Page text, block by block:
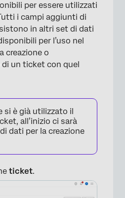
per essere utilizzati
i campi aggiunti di
in altri set di dati
per l’uso nel
creazione o
di un ticket con quel
si è già utilizzato il
all’inizio ci sarà
dati per la creazione
ticket.